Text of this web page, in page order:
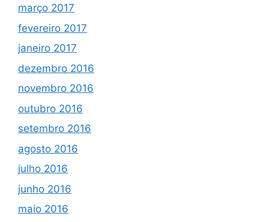
março 2017
fevereiro 2017
janeiro 2017
dezembro 2016
novembro 2016
outubro 2016
setembro 2016
agosto 2016
julho 2016
junho 2016
maio 2016